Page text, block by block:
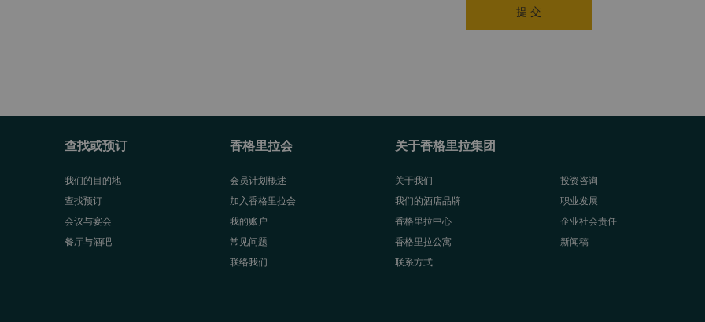
提 交
查找或预订
我们的目的地
查找预订
会议与宴会
餐厅与酒吧
香格里拉会
会员计划概述
加入香格里拉会
我的账户
常见问题
联络我们
关于香格里拉集团
关于我们
我们的酒店品牌
香格里拉中心
香格里拉公寓
联系方式
投资咨询
职业发展
企业社会责任
新闻稿